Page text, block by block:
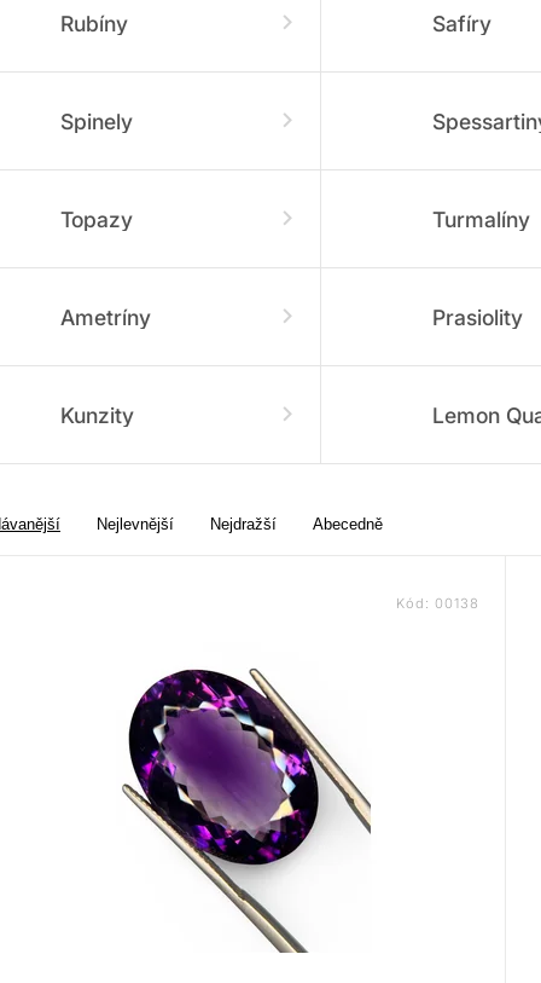
Rubíny Safíry
Spinely
Topazy Turmalíny
Ametríny Prasiolity
Kunzity Lemon
Nejlevnější Nejdražší Abecedně
Kód: 00138